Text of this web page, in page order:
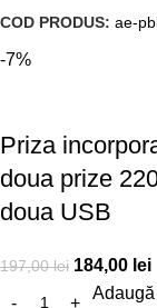
COD PRODUS: ae-
-7%
Priza
doua prize
doua USB
197,00lei 184,00 lei